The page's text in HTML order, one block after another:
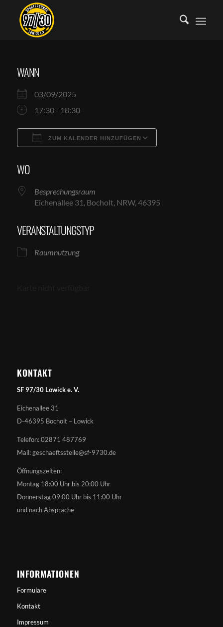
WANN
03/09/2025
17:30 - 18:30
ZUM KALENDER HINZUFÜGEN
WO
Besprechungsraum
Eichenallee 31, Bocholt, NRW, 46395
VERANSTALTUNGSTYP
Raumnutzung
KONTAKT
SF 97/30 Lowick e. V.
Eichenallee 31
D-46395 Bocholt – Lowick
Telefon: 02871 487769
Mail: geschaeftsstelle@sf-9730.de
Öffnungszeiten:
Montag 18:00 Uhr bis 20:00 Uhr
Donnerstag 09:00 Uhr bis 11:00 Uhr
und nach Absprache
INFORMATIONEN
Formulare
Kontakt
Impressum